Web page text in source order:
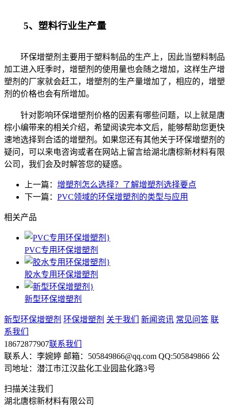
5、塑料行业生产量
环保增塑剂主要用于塑料制品的生产上，因此当塑料制品
加工进入旺季时，增塑剂的使用量也会随之增加，这样生产增
塑剂的厂家就会赶工，增塑剂的生产量增加了，相应的，增塑
剂的价格也会有所增加。
针对影响环保增塑剂价格的因素有哪些问题，以上就是唐
棕小编带来的相关介绍，希望阅读完本文后，能够帮助您更快
速地选择到合适的增塑剂。如果您还有其他关于环保增塑剂的
疑问，可以来电咨询或者在网站上留言给湖北唐棕新材料有限
公司，我们会及时解答您的疑惑。
上一篇： 增塑剂怎么选择？了解增塑剂选择要点
下一篇： PVC领域的环保增塑剂的类型与应用
相关产品
PVC专用环保增塑剂
胶水专用环保增塑剂
新型环保增塑剂
新型环保增塑剂 环保增塑剂 关于我们 新闻资讯 常见问答 联
系我们
18672877907联系我们
联系人：李婉婷 邮箱：505849866@qq.com QQ:505849866 公
司地址：潜江市江汉盐化工业园盐化路3号
扫描关注我们
湖北唐棕新材料有限公司